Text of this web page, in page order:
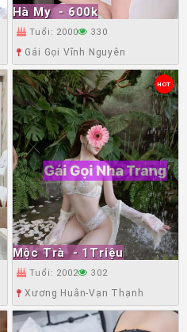
Hà My - 600k
Tuổi: 2000 330
Gái Gọi Vĩnh Nguyên
Mộc Trà - 1Triệu
HOT
Tuổi: 2002 302
Xương Huân-Vạn Thạnh